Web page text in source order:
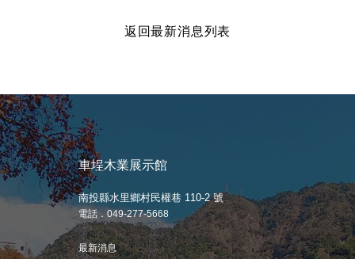
返回最新消息列表
車埕木業展示館
南投縣水里鄉村民權巷 110-2 號
電話．049-277-5668
最新消息